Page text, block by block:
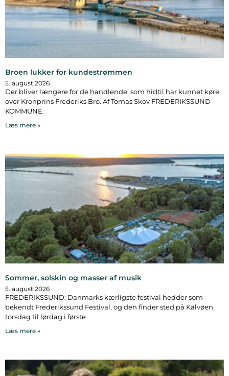
Broen lukker for kundestrømmen
5. august 2026
Der bliver længere for de handlende, som hidtil har kunnet køre
over Kronprins Frederiks Bro. Af Tomas Skov FREDERIKSSUND
KOMMUNE:
Læs mere »
Sommer, solskin og masser af musik
5. august 2026
FREDERIKSSUND: Danmarks kærligste festival hedder som
bekendt Frederikssund Festival, og den finder sted på Kalvøen
torsdag til lørdag i første
Læs mere »